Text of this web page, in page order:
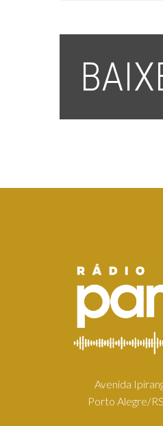
Avenida
Porto Alegre/